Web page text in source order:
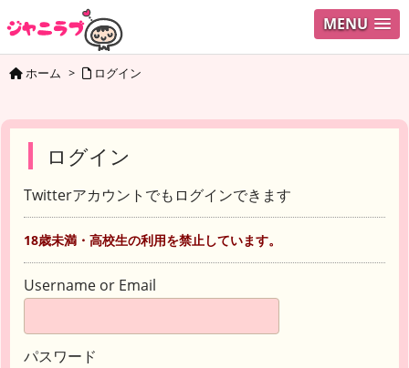
MENU
ホーム > ログイン
ログイン
Twitterアカウントでもログインできます
18歳未満・高校生の利用を禁止しています。
Username or Email
パスワード